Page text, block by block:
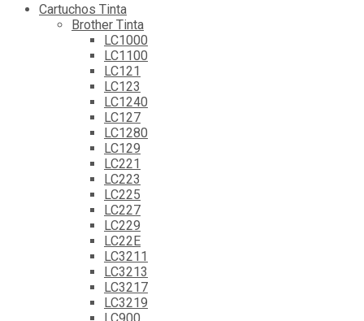
Cartuchos Tinta
Brother Tinta
LC1000
LC1100
LC121
LC123
LC1240
LC127
LC1280
LC129
LC221
LC223
LC225
LC227
LC229
LC22E
LC3211
LC3213
LC3217
LC3219